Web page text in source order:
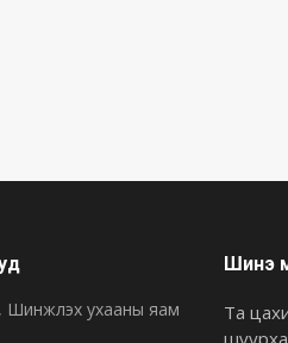
Шинжлэх ухааны яам
Шинэ
Та